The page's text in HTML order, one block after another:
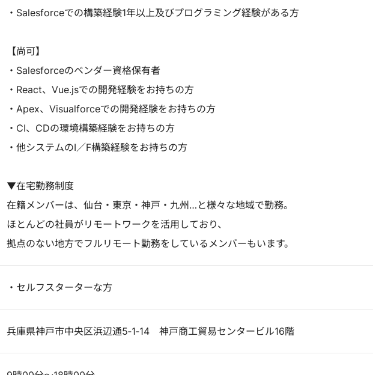
・Salesforceでの構築経験1年以上及びプログラミング経験がある方
【尚可】
・Salesforceのベンダー資格保有者
・React、Vue.jsでの開発経験をお持ちの方
・Apex、Visualforceでの開発経験をお持ちの方
・CI、CDの環境構築経験をお持ちの方
・他システムのI／F構築経験をお持ちの方
▼在宅勤務制度
在籍メンバーは、仙台・東京・神戸・九州…と様々な地域で勤務。
ほとんどの社員がリモートワークを活用しており、
拠点のない地方でフルリモート勤務をしているメンバーもいます。
・セルフスターターな方
兵庫県神戸市中央区浜辺通5‐1‐14 神戸商工貿易センタービル16階